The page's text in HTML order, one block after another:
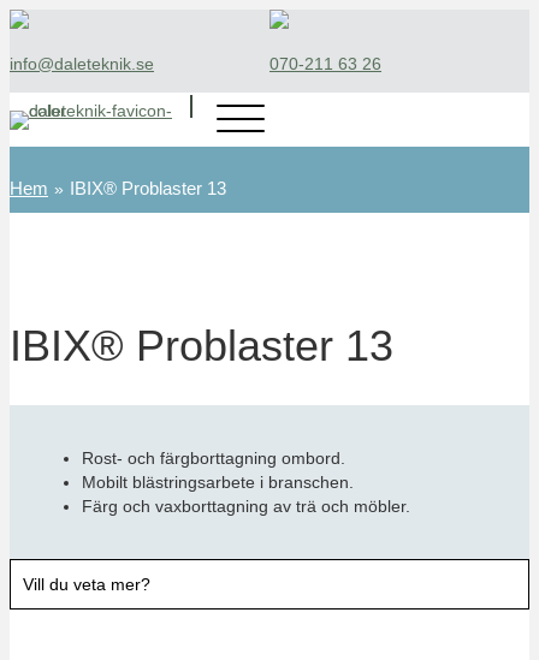
info@daleteknik.se 070-211 63 26‬
Hem » IBIX® Problaster 13
IBIX® Problaster 13
Rost- och färgborttagning ombord.
Mobilt blästringsarbete i branschen.
Färg och vaxborttagning av trä och möbler.
Vill du veta mer?